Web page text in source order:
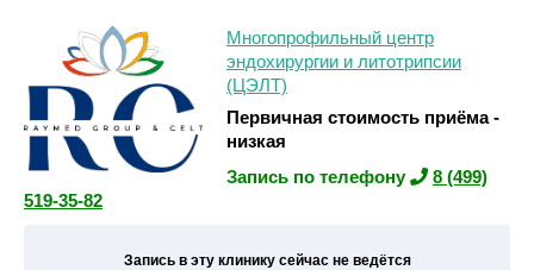
Многопрофильный центр
эндохирургии и литотрипсии
(ЦЭЛТ)
Первичная стоимость приёма -
низкая
Запись по телефону
8 (499)
519-35-82
Запись в эту клинику сейчас не ведётся